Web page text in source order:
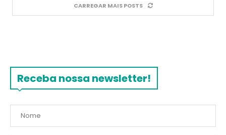
CARREGAR MAIS POSTS
Receba nossa newsletter!